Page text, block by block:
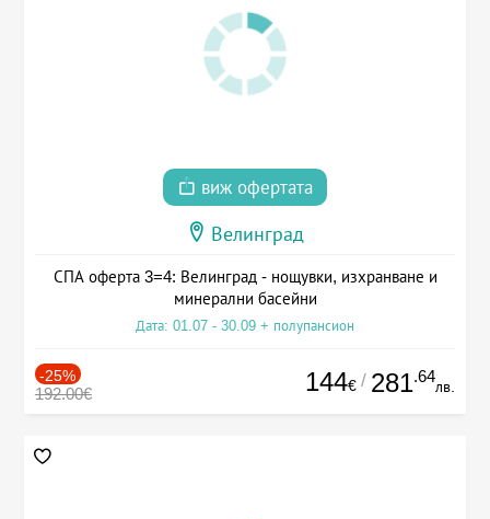
виж офертата
Велинград
СПА оферта 3=4: Велинград - нощувки, изхранване и
минерални басейни
Дата: 01.07 - 30.09 + полупансион
-25%
192.00€ 144€ / 281.64
лв.